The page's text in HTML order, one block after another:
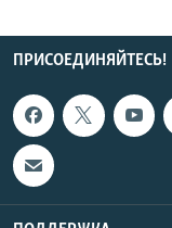
ПРИСОЕДИНЯЙТЕСЬ!